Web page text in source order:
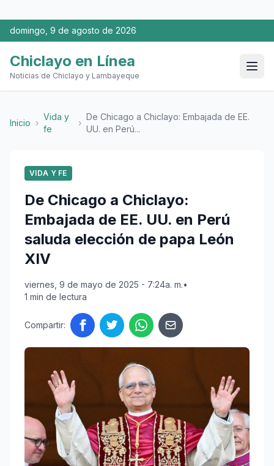
domingo, 9 de agosto de 2026
Chiclayo en Línea
Noticias de Chiclayo y Lambayeque
Inicio ›
Vida y
fe
›
De Chicago a Chiclayo: Embajada de EE.
UU. en Perú...
VIDA Y FE
De Chicago a Chiclayo:
Embajada de EE. UU. en Perú
saluda elección de papa León
XIV
viernes, 9 de mayo de 2025 - 7:24a. m.•
1 min de lectura
Compartir: